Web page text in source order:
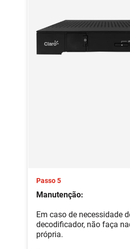
Passo 5
Manutenção:
Em caso de necessidade
decodificador, não faça
própria.